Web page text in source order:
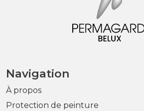
Navigation
À propos
Protection de peinture